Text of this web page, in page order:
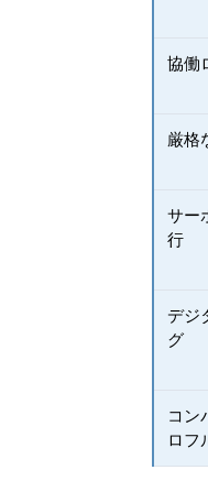
協働
厳格
サー
行
デジ
グ
コン
ロフ